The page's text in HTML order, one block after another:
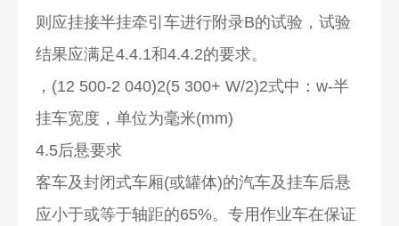
则应挂接半挂牵引车进行附录B的试验，试验
结果应满足4.4.1和4.4.2的要求。
，(12 500-2 040)2(5 300+ W/2)2式中：w-半
挂车宽度，单位为毫米(mm)
4.5后悬要求
客车及封闭式车厢(或罐体)的汽车及挂车后悬
应小于或等于轴距的65%。专用作业车在保证